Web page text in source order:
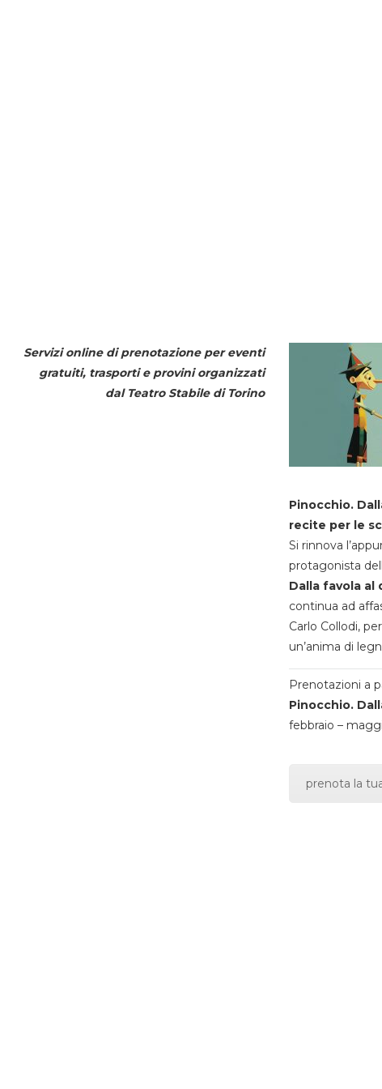
Servizi online di prenotazione per eventi
gratuiti, trasporti e provini organizzati
dal Teatro Stabile di Torino
Pinocchio.
recite per le
Si rinnova
protagonista
Dalla favola al
continua ad
Carlo Collodi,
un’anima di
Prenotazioni a
Pinocchio.
febbraio –
prenota la